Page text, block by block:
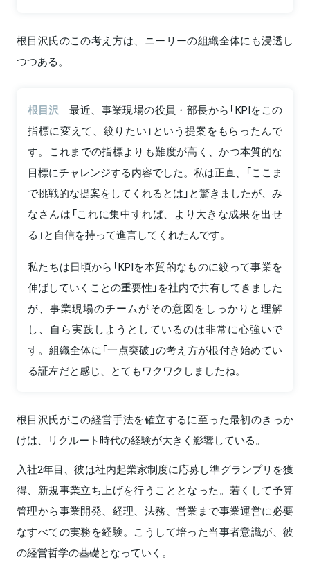
根目沢氏のこの考え方は、ニーリーの組織全体にも浸透し
つつある。
根目沢
最近、事業現場の役員・部長から「KPIをこの
指標に変えて、絞りたい」という提案をもらったんで
す。これまでの指標よりも難度が高く、かつ本質的な
目標にチャレンジする内容でした。私は正直、「ここま
で挑戦的な提案をしてくれるとは」と驚きましたが、み
なさんは「これに集中すれば、より大きな成果を出せ
る」と自信を持って進言してくれたんです。
私たちは日頃から「KPIを本質的なものに絞って事業を
伸ばしていくことの重要性」を社内で共有してきました
が、事業現場のチームがその意図をしっかりと理解
し、自ら実践しようとしているのは非常に心強いで
す。組織全体に「一点突破」の考え方が根付き始めてい
る証左だと感じ、とてもワクワクしましたね。
根目沢氏がこの経営手法を確立するに至った最初のきっか
けは、リクルート時代の経験が大きく影響している。
入社2年目、彼は社内起業家制度に応募し準グランプリを獲
得、新規事業立ち上げを行うこととなった。若くして予算
管理から事業開発、経理、法務、営業まで事業運営に必要
なすべての実務を経験。こうして培った当事者意識が、彼
の経営哲学の基礎となっていく。